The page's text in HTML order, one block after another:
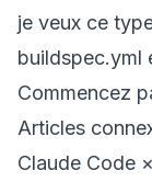
je veux ce
buildspec.yml
Commencez
Articles
Claude Code